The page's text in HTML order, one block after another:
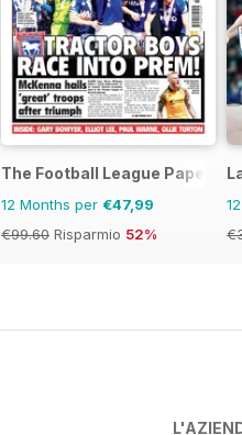
The Football League Paper
12 Months per €47,99
€99.60 Risparmio 52%